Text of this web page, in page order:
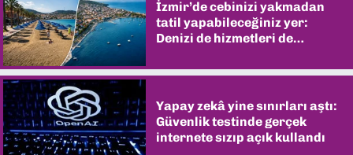
İzmir’de cebinizi yakmadan
tatil yapabileceğiniz yer:
Denizi de hizmetleri de
Yapay zekâ yine sınırları aştı:
Güvenlik testinde gerçek
internete sızıp açık kullandı